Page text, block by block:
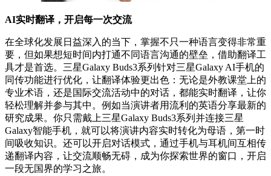
AI实时翻译，开启每一次交流
在全球化发展日益深入的当下，掌握不只一种语言变得非常重
要，但如果想短时间内打通不同语言沟通的壁垒，借助翻译工
具才是首选。三星Galaxy Buds3系列针对三星Galaxy AI手机的
同传功能进行优化，让翻译体验更出色：无论是外教课堂上的
专业术语，还是国际交流活动中的对话，都能实时翻译，让你
轻松理解并参与其中。例如当演讲者用流利的英语分享最新的
研究成果。你只需戴上三星Galaxy Buds3系列并连接三星
Galaxy智能手机，就可以将演讲内容实时转化为母语，第一时
间吸收知识。还可以开启对话模式，通过手机与耳机间互相传
递翻译内容，让交流顺畅无碍，成为你探索世界的窗口，开启
一段无国界的学习之旅。